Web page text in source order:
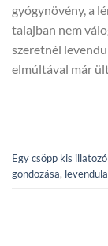
gyógynövény, a
talajban nem
szeretnél
elmúltával már
Egy csöpp kis
gondozása,